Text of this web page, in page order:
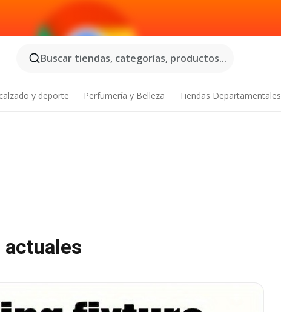
Buscar tiendas, categorías, productos...
y deporte Perfumería y Belleza Tiendas Departamentales